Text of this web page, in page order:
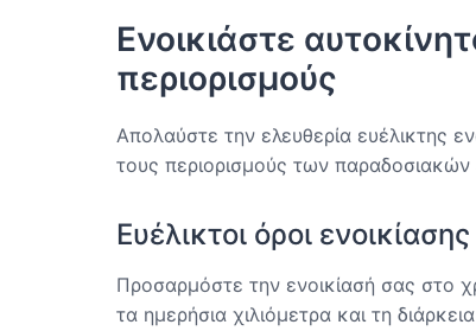
Ενοικιάστε
περιορισμούς
Απολαύστε την ελευθερία ευέλικτης
τους περιορισμούς των παραδοσιακών
Ευέλικτοι όροι ενοικίασης
Προσαρμόστε την ενοικίασή σας στο
τα ημερήσια χιλιόμετρα και τη